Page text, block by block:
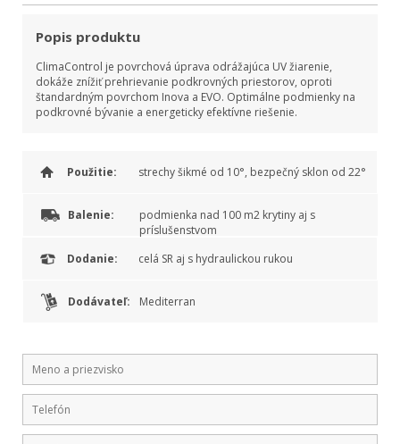
Popis produktu
ClimaControl je povrchová úprava odrážajúca UV žiarenie,
dokáže znížiť prehrievanie podkrovných priestorov, oproti
štandardným povrchom Inova a EVO. Optimálne podmienky na
podkrovné bývanie a energeticky efektívne riešenie.
Použitie: strechy šikmé od 10°, bezpečný sklon od 22°
Balenie:
podmienka nad 100 m2 krytiny aj s
príslušenstvom
Dodanie:
celá SR aj s hydraulickou rukou
Dodávateľ: Mediterran